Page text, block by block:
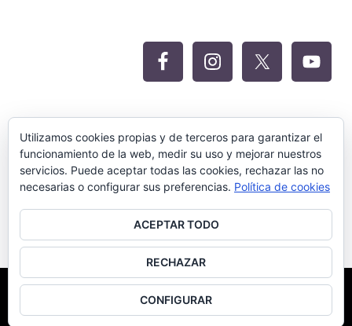
©Meritocracia Blanca 2018.Diseño Web por SEOluciones.TOP
Utilizamos cookies propias y de terceros para garantizar el
funcionamiento de la web, medir su uso y mejorar nuestros
servicios. Puede aceptar todas las cookies, rechazar las no
necesarias o configurar sus preferencias. Política de cookies
ACEPTAR TODO
RECHAZAR
CONFIGURAR